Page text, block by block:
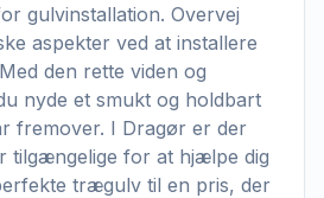
gulvinstallation. Overvej
aspekter ved at installere
den rette viden og
nyde et smukt og holdbart
fremover. I Dragør er der
tilgængelige for at hjælpe dig
trægulv til en pris, der